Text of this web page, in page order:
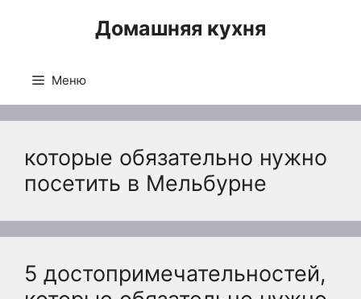
Домашняя кухня
Меню
которые обязательно нужно
посетить в Мельбурне
5 достопримечательностей,